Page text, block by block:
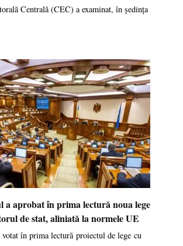
Centrală (CEC) a examinat, în ședința
a aprobat în prima lectură noua lege
de stat, aliniată la normele UE
votat în prima lectură proiectul de lege cu